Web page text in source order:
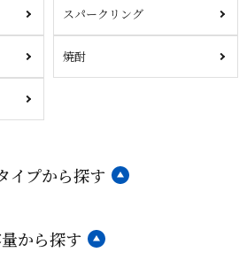
スパークリング
焼酎
イプから探す
から探す